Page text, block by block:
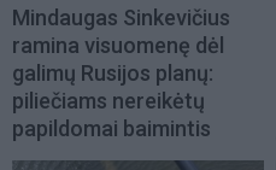
Mindaugas Sinkevičius
ramina visuomenę dėl
galimų Rusijos planų:
piliečiams nereikėtų
papildomai baimintis